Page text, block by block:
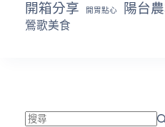
開箱分享 開胃點心 陽台
鶯歌美食